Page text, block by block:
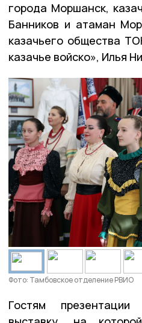
города Моршанск,
Банников и атаман
казачьего общества
казачье войско», Илья
Фото: Тамбовское отделение РВИО
Гостям презентации